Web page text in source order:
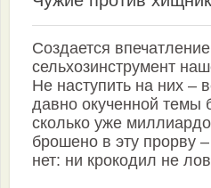
Создается
сельхозинструмент
Не наступить на них –
давно окученной темы
сколько уже
брошено в эту прорву
нет: ни крокодил не